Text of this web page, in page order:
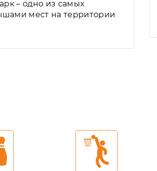
– одно из самых
мест на территории